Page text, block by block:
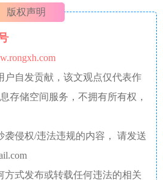
版权声明
户自发贡献，该文观点仅代表作
存储空间服务，不拥有所有权，
袭侵权/违法违规的内容， 请发送
方式发布或转载任何违法的相关